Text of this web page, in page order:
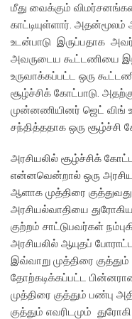
மீது வைக்கும்
காட்டியுள்ளார்.
உடன்பாடு இருப்பதாக அவர்
அவருடைய கூட்டணியை
உருவாக்கப்பட்ட ஒரு
சூழ்ச்சிக் கோட்பாடு.
முன்னணியினர் ஜெட் விங்
சந்தித்ததாக ஒரு
அரசியலில் சூழ்ச்சிக்
என்னவென்றால் ஒரு
ஆளாக முத்திரை
அரசியல்வாதியை
குற்றம் சாட்டுபவர்கள்
அரசியலில் ஆயுதப்
இவ்வாறு முத்திரை
தோற்கடிக்கப்பட்ட
முத்திரை குத்தும் பண்பு
குத்தும் எவரிடமும்